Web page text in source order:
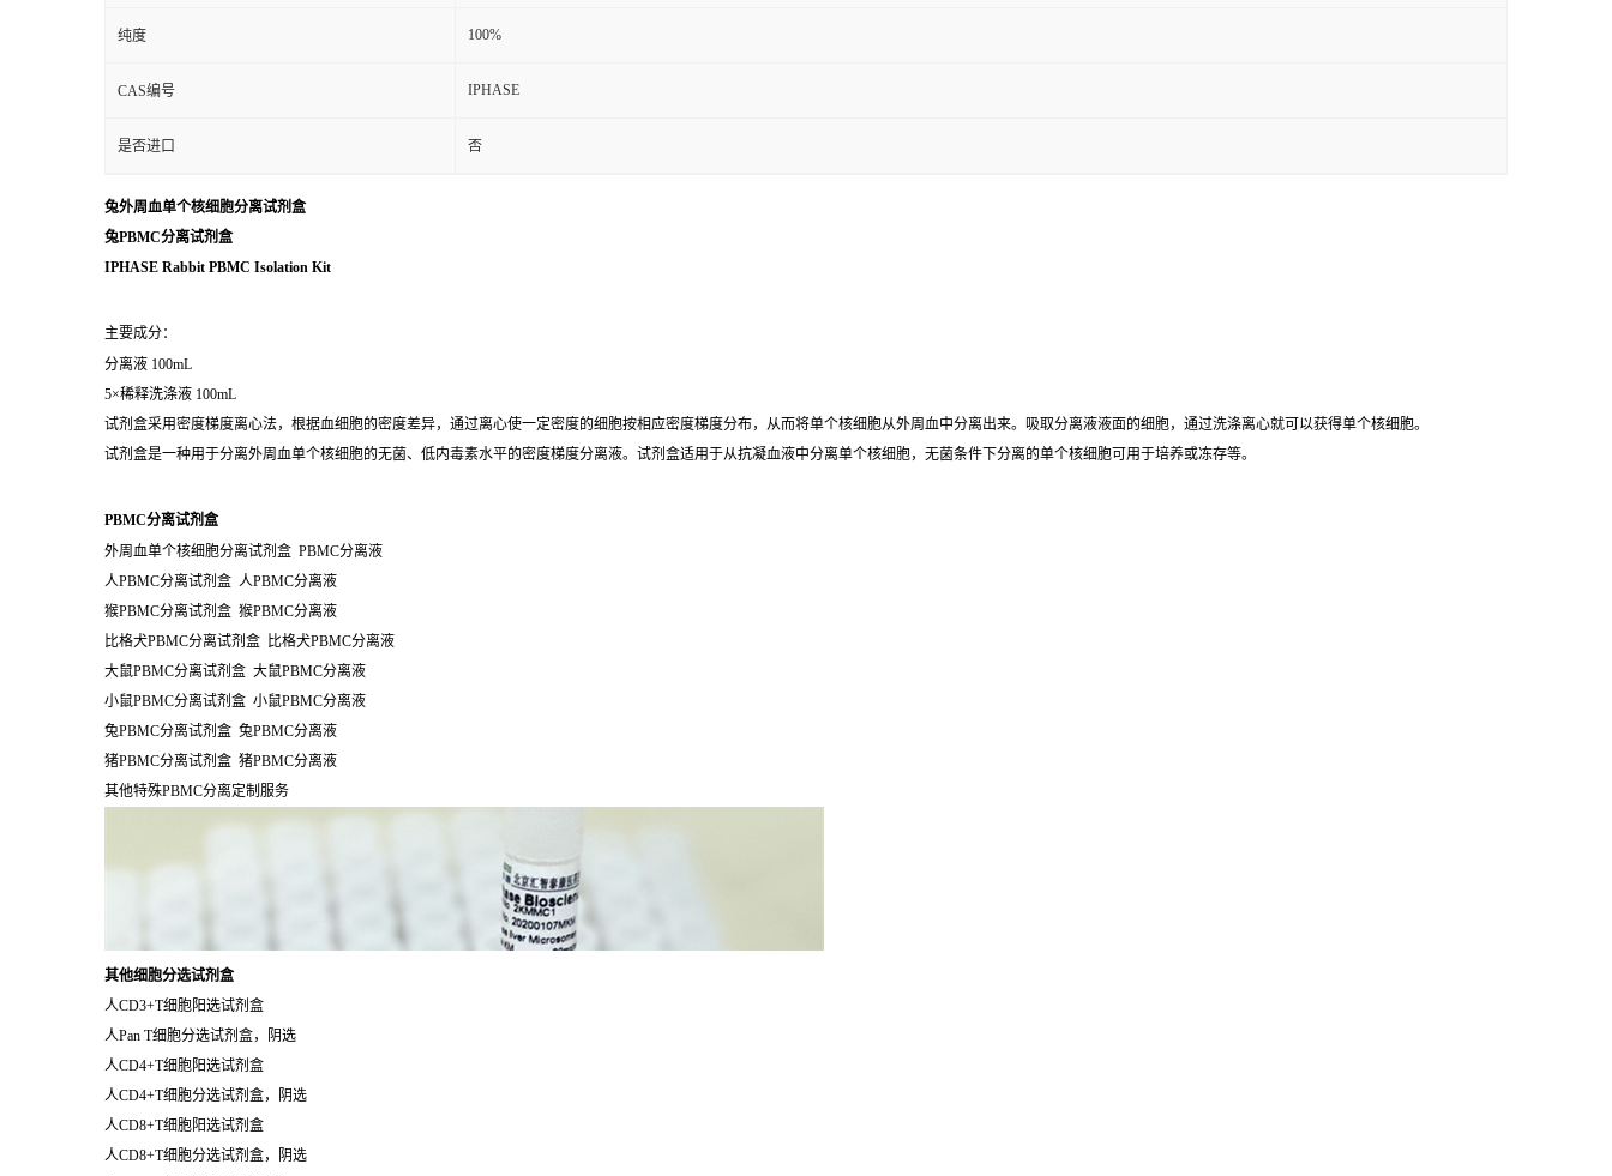
纯度 100%
CAS编号 IPHASE
是否进口 否
兔外周血单个核细胞分离试剂盒
兔PBMC分离试剂盒
IPHASE Rabbit PBMC Isolation Kit
主要成分：
分离液 100mL
5×稀释洗涤液 100mL
试剂盒采用密度梯度离心法，根据血细胞的密度差异，通过离心使一定密度的细胞按相应密度梯度分布，从而将单个核细胞从外周血中分离出来。吸取分离液液面的细胞，通过洗涤离心就可以获得单个核细胞。
试剂盒是一种用于分离外周血单个核细胞的无菌、低内毒素水平的密度梯度分离液。试剂盒适用于从抗凝血液中分离单个核细胞，无菌条件下分离的单个核细胞可用于培养或冻存等。
PBMC分离试剂盒
外周血单个核细胞分离试剂盒 PBMC分离液
人PBMC分离试剂盒 人PBMC分离液
猴PBMC分离试剂盒 猴PBMC分离液
比格犬PBMC分离试剂盒 比格犬PBMC分离液
大鼠PBMC分离试剂盒 大鼠PBMC分离液
小鼠PBMC分离试剂盒 小鼠PBMC分离液
兔PBMC分离试剂盒 兔PBMC分离液
猪PBMC分离试剂盒 猪PBMC分离液
其他特殊PBMC分离定制服务
其他细胞分选试剂盒
人CD3+T细胞阳选试剂盒
人Pan T细胞分选试剂盒，阴选
人CD4+T细胞阳选试剂盒
人CD4+T细胞分选试剂盒，阴选
人CD8+T细胞阳选试剂盒
人CD8+T细胞分选试剂盒，阴选